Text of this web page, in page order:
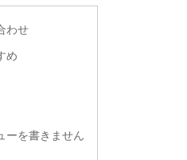
わせ
め
ーを書きません